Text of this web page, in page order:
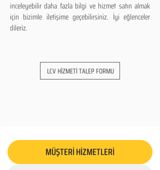
inceleyebilir daha fazla bilgi ve hizmet satın almak
için bizimle iletişime geçebilirsiniz. İyi eğlenceler
dileriz.
LCV HİZMETİ TALEP FORMU
MÜŞTERİ HİZMETLERİ